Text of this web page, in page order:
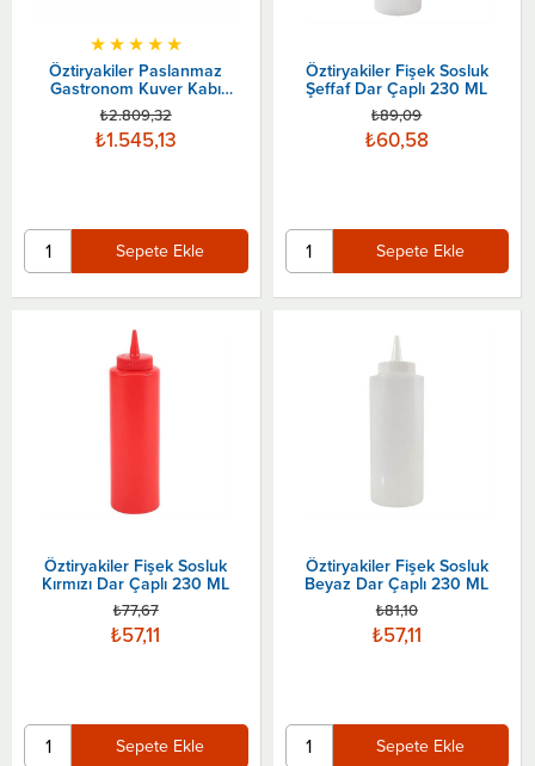
Öztiryakiler Paslanmaz
Gastronom Kuver Kabı
Kapaklı
★★★★★
₺1.545,13
₺2.809,32
Sepete Ekle
Öztiryakiler Fişek Sosluk
Şeffaf Dar Çaplı 230 ML
₺60,58
₺89,09
Sepete Ekle
Öztiryakiler Fişek Sosluk
Kırmızı Dar Çaplı 230 ML
₺57,11
₺77,67
Sepete Ekle
Öztiryakiler Fişek Sosluk
Beyaz Dar Çaplı 230 ML
₺57,11
₺81,10
Sepete Ekle